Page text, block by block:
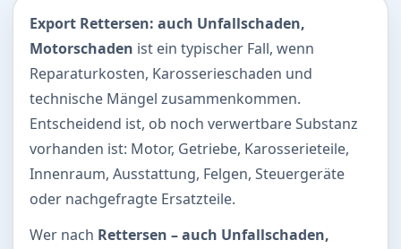
Export Rettersen: auch Unfallschaden,
Motorschaden ist ein typischer Fall, wenn
Reparaturkosten, Karosserieschaden und
technische Mängel zusammenkommen.
Entscheidend ist, ob noch verwertbare Substanz
vorhanden ist: Motor, Getriebe, Karosserieteile,
Innenraum, Ausstattung, Felgen, Steuergeräte
oder nachgefragte Ersatzteile.
Wer nach Rettersen – auch Unfallschaden,